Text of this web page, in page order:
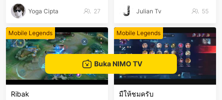
Yoga Cipta 27 Julian Tv 55
Mobile Legends
Ribak
Mobile Legends
มืให้ชมครับ
Buka NIMO TV